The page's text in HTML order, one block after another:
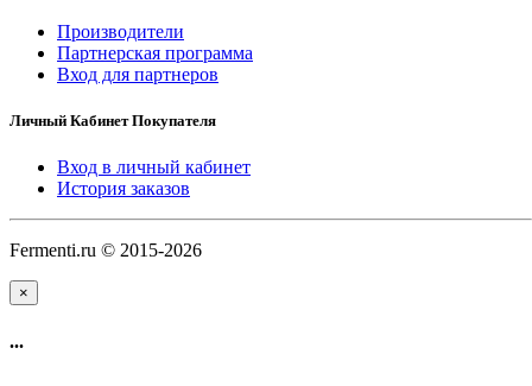
Производители
Партнерская программа
Вход для партнеров
Личный Кабинет Покупателя
Вход в личный кабинет
История заказов
Fermenti.ru © 2015-2026
×
...